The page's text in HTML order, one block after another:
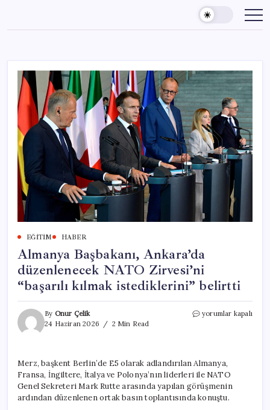
content
EĞITIM HABER
Almanya Başbakanı, Ankara’da
düzenlenecek NATO Zirvesi’ni
“başarılı kılmak istediklerini” belirtti
By Onur Çelik
24 Haziran 2026
2 Min Read
Almanya
Zirvesi’ni
“başarılı
kılmak
istediklerini”
belirtti
yorumlar kapalı
Merz, başkent Berlin’de E5 olarak adlandırılan Almanya,
Fransa, İngiltere, İtalya ve Polonya’nın liderleri ile NATO
Genel Sekreteri Mark Rutte arasında yapılan görüşmenin
ardından düzenlenen ortak basın toplantısında konuştu.